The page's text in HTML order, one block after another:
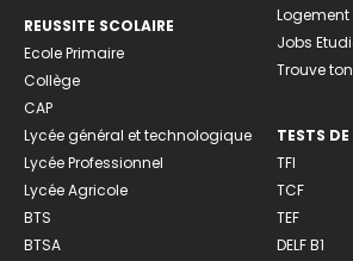
REUSSITE SCOLAIRE
Ecole Primaire
Collège
CAP
Lycée général et technologique
Lycée Professionnel
Lycée Agricole
BTS
BTSA
Jobs
Trouve
TESTS
TFI
TCF
TEF
DELF B1